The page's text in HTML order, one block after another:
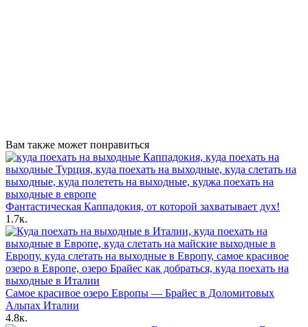
Вам также может понравиться
Фантастическая Каппадокия, от которой захватывает дух!
1.7к.
Самое красивое озеро Европы — Брайес в Доломитовых
Альпах Италии
4.8к.